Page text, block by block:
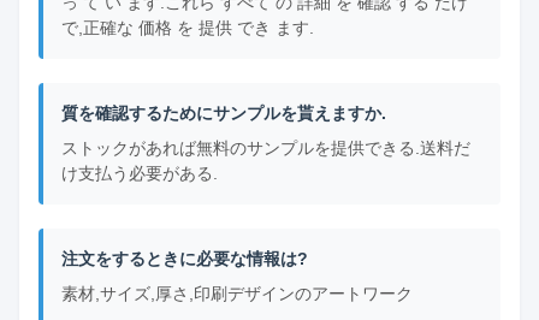
で,正確な 価格 を 提供 でき ます.
質を確認するためにサンプルを貰えますか.
ストックがあれば無料のサンプルを提供できる.送料だ
け支払う必要がある.
注文をするときに必要な情報は?
素材,サイズ,厚さ,印刷デザインのアートワーク